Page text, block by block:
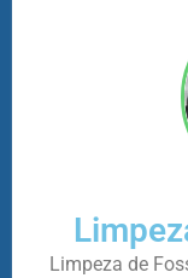
Limpeza de